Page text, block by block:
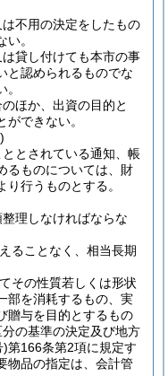
不用の決定をしたもの
。
貸し付けても本市の事
と認められるものでな
ほか、出資の目的と
できない。
とされている通知、帳
るものについては、財
行うものとする。
理しなければならな
ることなく、相当長期
その性質若しくは形状
部を消耗するもの、実
贈与を目的とするもの
の基準の決定及び地方
)第166条第2項に規定す
物品の指定は、会計管